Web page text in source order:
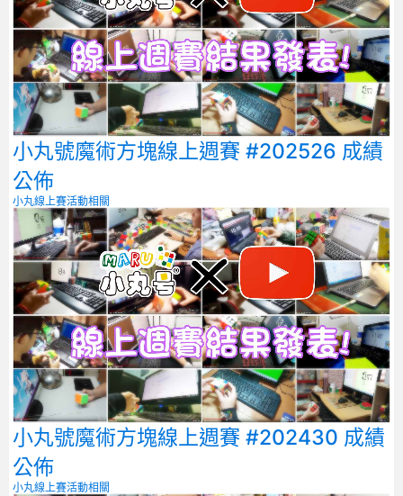
小丸號魔術方塊線上週賽 #202526 成績
公佈
小丸線上賽活動相關
小丸號魔術方塊線上週賽 #202430 成績
公佈
小丸線上賽活動相關